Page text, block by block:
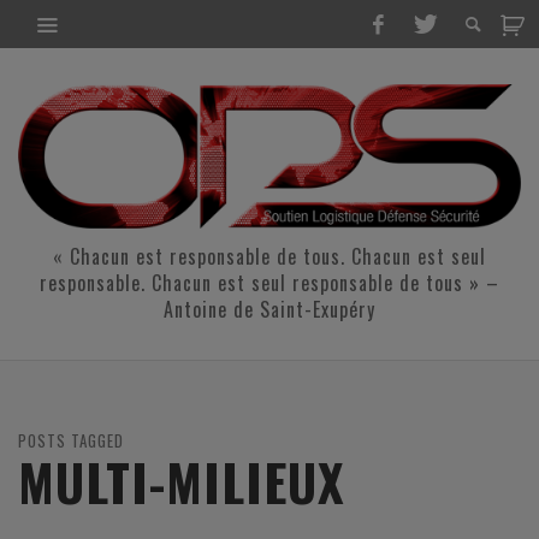
« Chacun est responsable de tous. Chacun est seul
responsable. Chacun est seul responsable de tous » –
Antoine de Saint-Exupéry
POSTS TAGGED
MULTI-MILIEUX